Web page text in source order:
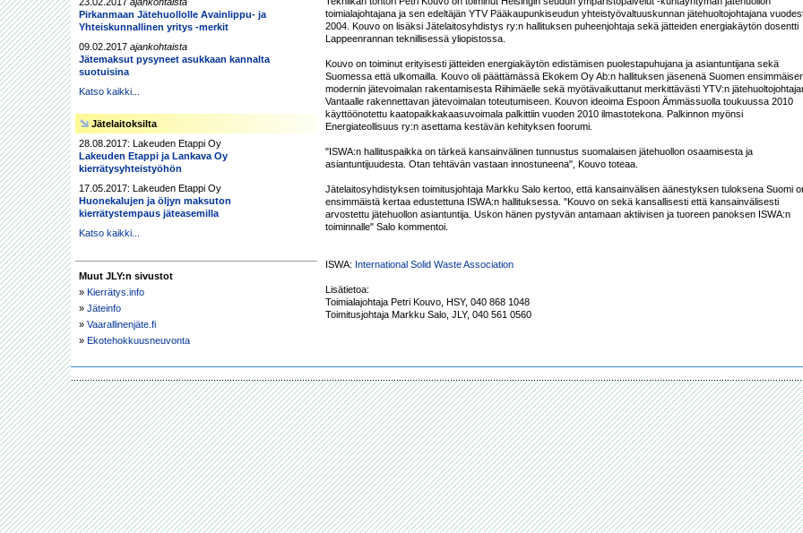
Pirkanmaan Jätehuollolle Avainlippu- ja
Yhteiskunnallinen yritys -merkit
09.02.2017 ajankohtaista
Jätemaksut pysyneet asukkaan kannalta
suotuisina
Katso kaikki...
Jätelaitoksilta
28.08.2017: Lakeuden Etappi Oy
Lakeuden Etappi ja Lankava Oy
kierrätysyhteistyöhön
17.05.2017: Lakeuden Etappi Oy
Huonekalujen ja öljyn maksuton
kierrätystempaus jäteasemilla
Katso kaikki...
Muut JLY:n sivustot
» Kierrätys.info
» Jäteinfo
» Vaarallinenjäte.fi
» Ekotehokkuusneuvonta
toimialajohtajana ja sen edeltäjän YTV Pääkaupunkiseudun yhteistyövaltuuskunnan jätehuoltojohtajana
2004. Kouvo on lisäksi Jätelaitosyhdistys ry:n hallituksen puheenjohtaja sekä jätteiden energiakäytön dosentti
Lappeenrannan teknillisessä yliopistossa.
Kouvo on toiminut erityisesti jätteiden energiakäytön edistämisen puolestapuhujana ja asiantuntijana sekä
Suomessa että ulkomailla. Kouvo oli päättämässä Ekokem Oy Ab:n hallituksen jäsenenä Suomen
modernin jätevoimalan rakentamisesta Riihimäelle sekä myötävaikuttanut merkittävästi YTV:n
Vantaalle rakennettavan jätevoimalan toteutumiseen. Kouvon ideoima Espoon Ämmässuolla toukuussa 2010
käyttöönotettu kaatopaikkakaasuvoimala palkittiin vuoden 2010 ilmastotekona. Palkinnon myönsi
Energiateollisuus ry:n asettama kestävän kehityksen foorumi.
"ISWA:n hallituspaikka on tärkeä kansainvälinen tunnustus suomalaisen jätehuollon osaamisesta ja
asiantuntijuudesta. Otan tehtävän vastaan innostuneena", Kouvo toteaa.
Jätelaitosyhdistyksen toimitusjohtaja Markku Salo kertoo, että kansainvälisen äänestyksen tuloksena Suomi
ensimmäistä kertaa edustettuna ISWA:n hallituksessa. "Kouvo on sekä kansallisesti että kansainvälisesti
arvostettu jätehuollon asiantuntija. Uskon hänen pystyvän antamaan aktiivisen ja tuoreen panoksen ISWA:n
toiminnalle" Salo kommentoi.
ISWA: International Solid Waste Association
Lisätietoa:
Toimialajohtaja Petri Kouvo, HSY, 040 868 1048
Toimitusjohtaja Markku Salo, JLY, 040 561 0560